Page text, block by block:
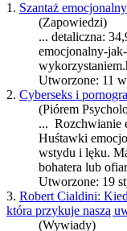
1. Szantaż
(Zapowiedzi)
... detaliczna:
emocjonalny-
Utworzone: 11
2. Cyberseks i
(Piórem
... Rozchwianie
Huśtawki
wstydu i lęku.
bohatera lub
Utworzone: 19
3. Robert Cialdini:
która przykuje naszą
(Wywiady)